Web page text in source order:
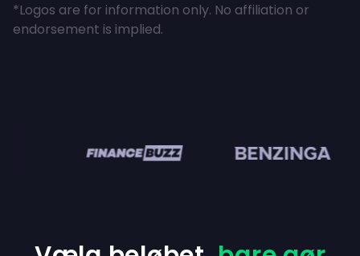
*Logos are for information only. No affiliation or
endorsement is implied.